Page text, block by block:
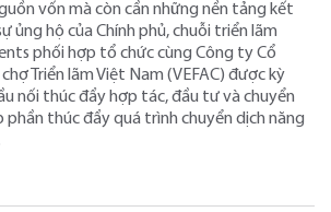
vốn mà còn cần những nền tảng kết
ủng hộ của Chính phủ, chuỗi triển lãm
phối hợp tổ chức cùng Công ty Cổ
Triển lãm Việt Nam (VEFAC) được kỳ
nối thúc đẩy hợp tác, đầu tư và chuyển
phần thúc đẩy quá trình chuyển dịch năng